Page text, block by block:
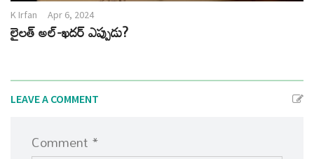
K Irfan Apr 6, 2024
లైలత్ అల్-ఖదర్ ఎప్పుడు?
LEAVE A COMMENT
Comment *